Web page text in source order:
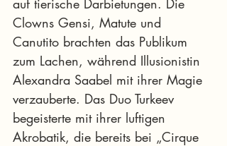
Clowns Gensi, Matute und
Canutito brachten das Publikum
zum Lachen, während Illusionistin
Alexandra Saabel mit ihrer Magie
verzauberte. Das Duo Turkeev
begeisterte mit ihrer luftigen
Akrobatik, die bereits bei „Cirque